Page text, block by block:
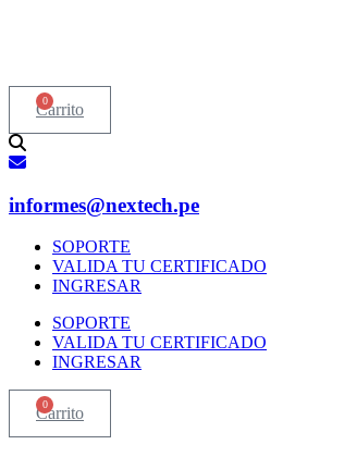
0
Carrito
informes@nextech.pe
SOPORTE
VALIDA TU CERTIFICADO
INGRESAR
SOPORTE
VALIDA TU CERTIFICADO
INGRESAR
0
Carrito